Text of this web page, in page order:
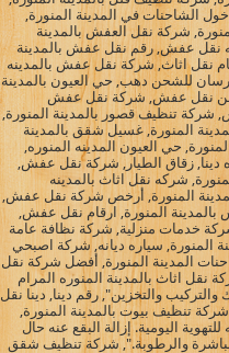
الشاحنات في المدينة المنورة,
شركة نقل العفش بالمدينة
نقل عفش, رقم نقل عفش بالمدينة
نقل اثاث, شركة نقل عفش بالمدينه
للشحن دهب, حي العيون بالمدينة
ددسن نقل عفش, شركة نقل عفش
شركة تنظيف قصور بالمدينة المنورة,
المنورة, غسيل شقق بالمدينة
حي العيون المدينه المنوره,
دينا, زقاق الطيار, شركة نقل عفش,
شركه نقل اثاث بالمدينه
المنورة, أرخص شركة نقل عفش,
المنورة, ارقام نقل عفش,
خدمات منزلية, شركة نظافة عامة
المنورة, سياره ديانه, شركة اصبحي
المدينة المنورة, أفضل شركة نقل
اثاث بالمدينة المنوره المرام
والتخزين", رقم دينا, دينا نقل
شركة تنظيف بيوت بالمدينة المنورة,
اليومية. إزالة البقع عنه حال
والرطوبة.", شركة تنظيف شقق